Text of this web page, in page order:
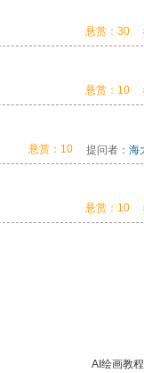
悬赏：30
悬赏：10
提问者： 海
悬赏：10
悬赏：10
AI绘画教程